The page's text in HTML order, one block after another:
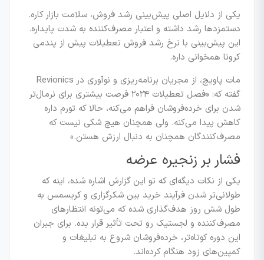
یکی از دلایل اصلی پیش‌بینی رشد فروش، سلامت بازار کاره.
دستمزدها رشد داشته و اعتبار مصرف‌کننده به شدت پایداره.
این پیش‌بینی با نرخ رشد فروش تعطیلات پیش از پندمی
کرونا همخوانی داره.
مات پاویچ، از مجریان برنامه‌ریزی و نوآوری در Revionics
گفته که: «فصل تعطیلات ۲۰۲۴ فرصت بیشتری برای نرمال‌تر
شدن برای خرده‌فروشان فراهم می‌کنه، حالا که تورم داره
کاهش پیدا می‌کنه. ولی همچنان هیچ شکی نیست که
مصرف‌کنندگان همچنان به دنبال ارزش هستن.»
فشار بر زنجیره عرضه
یکی از نکات دیگه‌ای که تو این گزارش اشاره شده، اینه که
طولانی‌تر شدن فرآیند خرید بین شکرگزاری و کریسمس به
طول شش روز هدف‌گذاری شده که می‌تونه انتظارهای
مصرف‌کننده و لجستیک رو تحت تأثیر قرار بده. برای جبران
این دوره کوتاه‌تر، خرده‌فروشان شروع به تبلیغات و
کمپین‌های زود هنگام کرده‌اند.